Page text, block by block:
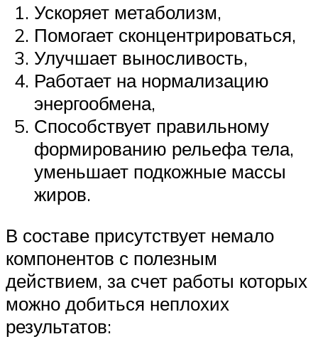
Ускоряет метаболизм,
Помогает сконцентрироваться,
Улучшает выносливость,
Работает на нормализацию
энергообмена,
Способствует правильному
формированию рельефа тела,
уменьшает подкожные массы
жиров.
В составе присутствует немало
компонентов с полезным
действием, за счет работы которых
можно добиться неплохих
результатов: